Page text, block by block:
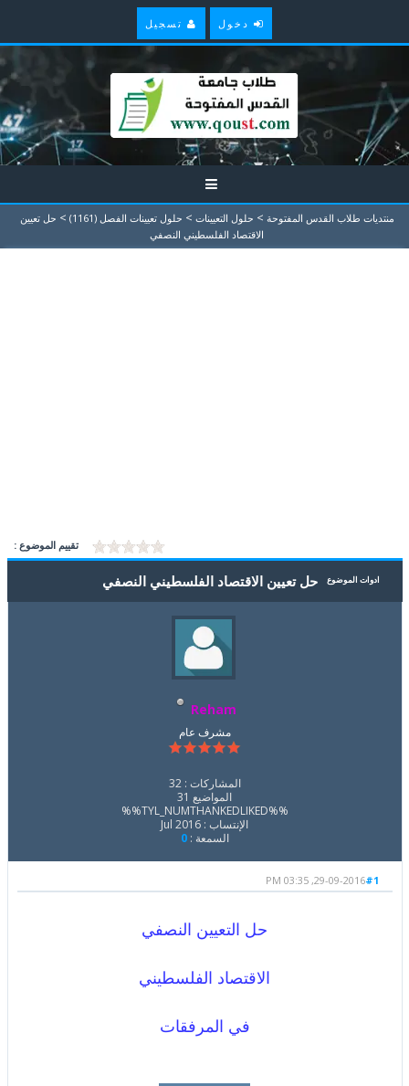
دخول تسجيل
منتديات طلاب القدس المفتوحة > حلول التعيينات > حلول تعيينات الفصل (1161) > حل تعيين
الاقتصاد الفلسطيني النصفي
تقييم الموضوع :
ادوات الموضوع حل تعيين الاقتصاد الفلسطيني النصفي
Reham
مشرف عام
المشاركات : 32
المواضيع 31
%%TYL_NUMTHANKEDLIKED%%
الإنتساب : Jul 2016
السمعة :0
#1
29-09-2016, 03:35 PM
حل التعيين النصفي
الاقتصاد الفلسطيني
في المرفقات